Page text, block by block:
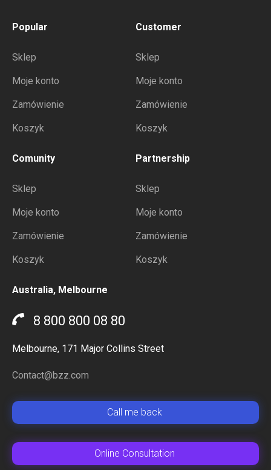
Popular
Sklep
Moje konto
Zamówienie
Koszyk
Customer
Sklep
Moje konto
Zamówienie
Koszyk
Comunity
Sklep
Moje konto
Zamówienie
Koszyk
Partnership
Sklep
Moje konto
Zamówienie
Koszyk
Australia, Melbourne
8 800 800 08 80
Melbourne, 171 Major Collins Street
Contact@bzz.com
Сall me back
Online Сonsultation